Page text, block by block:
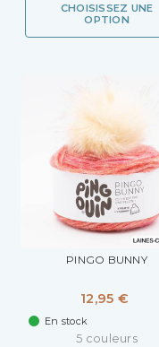
CHOISISSEZ UNE
OPTION
PINGO BUNNY
12,95 €
En stock
5 couleurs